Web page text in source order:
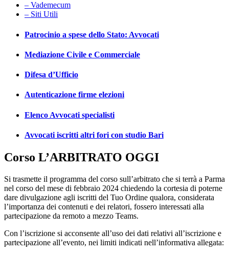
– Vademecum
– Siti Utili
Patrocinio a spese dello Stato: Avvocati
Mediazione Civile e Commerciale
Difesa d’Ufficio
Autenticazione firme elezioni
Elenco Avvocati specialisti
Avvocati iscritti altri fori con studio Bari
Corso L’ARBITRATO OGGI
Si trasmette il programma del corso sull’arbitrato che si terrà a Parma
nel corso del mese di febbraio 2024 chiedendo la cortesia di poterne
dare divulgazione agli iscritti del Tuo Ordine qualora, considerata
l’importanza dei contenuti e dei relatori, fossero interessati alla
partecipazione da remoto a mezzo Teams.
Con l’iscrizione si acconsente all’uso dei dati relativi all’iscrizione e
partecipazione all’evento, nei limiti indicati nell’informativa allegata: